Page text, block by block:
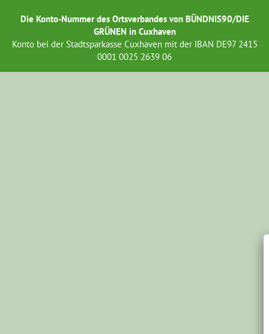
Die Konto-Nummer des Ortsverbandes von BÜNDNIS90/DIE
GRÜNEN in Cuxhaven
Konto bei der Stadtsparkasse Cuxhaven mit der IBAN DE97 2415
0001 0025 2639 06